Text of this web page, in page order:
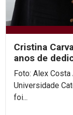
Cristina
anos de
Foto: Alex Costa Após quase 49 anos de dedicação à
Universidade
foi...